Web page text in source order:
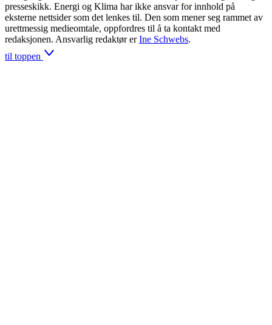
presseskikk. Energi og Klima har ikke ansvar for innhold på
eksterne nettsider som det lenkes til. Den som mener seg rammet av
urettmessig medieomtale, oppfordres til å ta kontakt med
redaksjonen. Ansvarlig redaktør er Ine Schwebs.
til toppen